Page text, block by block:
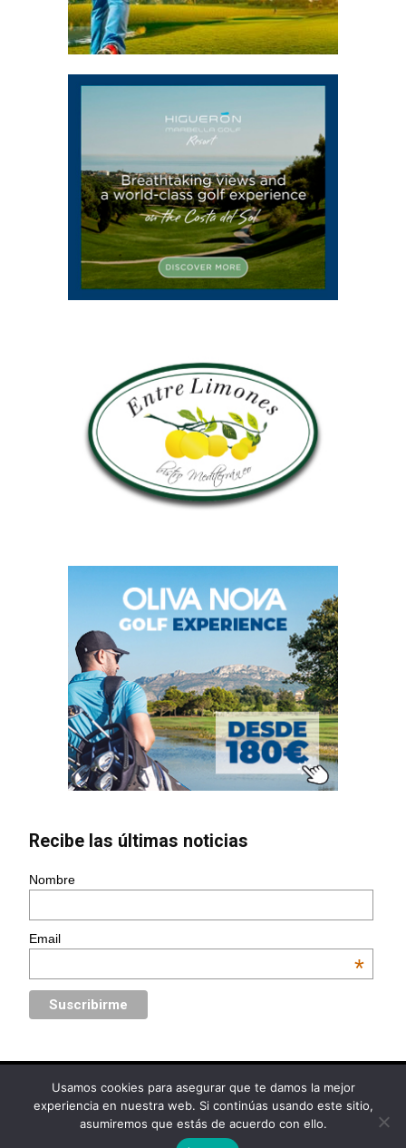
Recibe las últimas noticias
Nombre
Email
*
© Golf Circus | Diseño webwww.Ebooz.com
Política de Privacidad Aviso Legal Política de Cookies
Usamos cookies para asegurar que te damos la mejor
experiencia en nuestra web. Si continúas usando este sitio,
asumiremos que estás de acuerdo con ello.